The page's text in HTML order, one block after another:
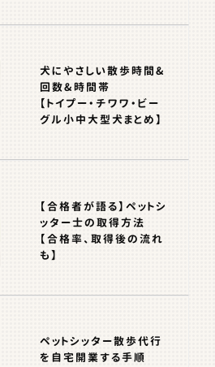
犬にやさしい散歩時間&
回数&時間帯
【トイプー・チワワ・ビー
グル小中大型犬まとめ】
【合格者が語る】ペットシ
ッター士の取得方法
【合格率、取得後の流れ
も】
ペットシッター散歩代行
を自宅開業する手順